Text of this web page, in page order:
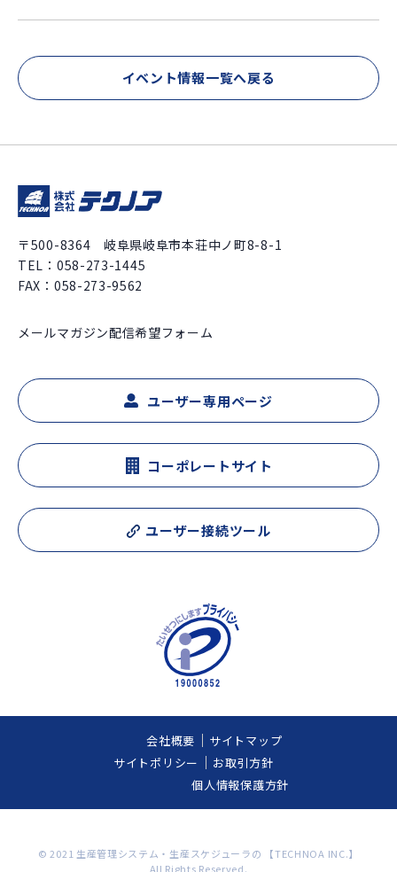
イベント情報一覧へ戻る
〒500-8364 岐阜県岐阜市本荘中ノ町8-8-1
TEL： 058-273-1445
FAX：058-273-9562
メールマガジン配信希望フォーム
ユーザー専用ページ
コーポレートサイト
ユーザー接続ツール
会社概要
サイトマップ
サイトポリシー
お取引方針
個人情報保護方針
© 2021 生産管理システム・生産スケジューラの 【TECHNOA INC.】
All Rights Reserved.